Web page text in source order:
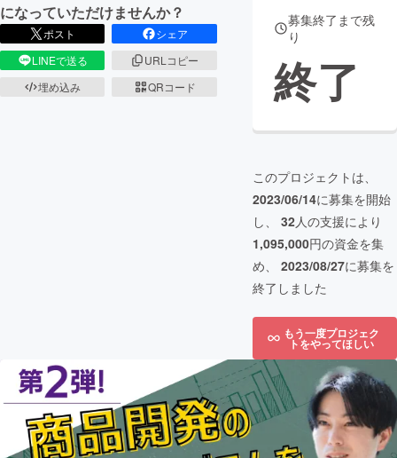
になっていただけませんか？
ポスト
シェア
LINEで送る
URLコピー
埋め込み
QRコード
募集終了まで残
り
終了
このプロジェクトは、
2023/06/14に募集を開始
し、 32人の支援により
1,095,000円の資金を集
め、 2023/08/27に募集を
終了しました
もう一度プロジェク
トをやってほしい